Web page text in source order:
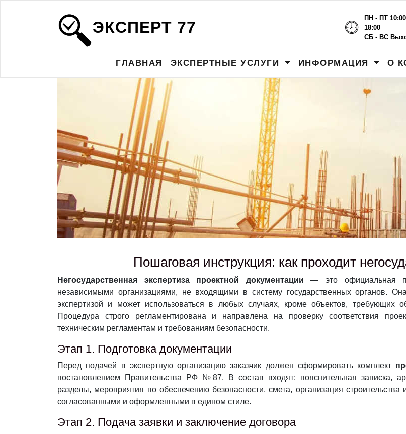
ЭКСПЕРТ 77
ПН - ПТ
18:00
СБ - ВС
ГЛАВНАЯ ЭКСПЕРТНЫЕ УСЛУГИ ИНФОРМАЦИЯ О
Пошаговая инструкция: как проходит
Негосударственная экспертиза проектной документации — это официальная
независимыми организациями, не входящими в систему государственных органов.
экспертизой и может использоваться в любых случаях, кроме объектов, требующих
Процедура строго регламентирована и направлена на проверку соответствия
техническим регламентам и требованиям безопасности.
Этап 1. Подготовка документации
Перед подачей в экспертную организацию заказчик должен сформировать комплект
постановлением Правительства РФ №87. В состав входят: пояснительная записка,
разделы, мероприятия по обеспечению безопасности, смета, организация
согласованными и оформленными в едином стиле.
Этап 2. Подача заявки и заключение договора